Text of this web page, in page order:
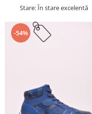
Stare: În stare excelentă
-54%